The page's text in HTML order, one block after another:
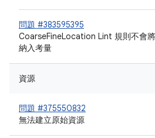
問題 #383595395
CoarseFineLocation Lint 規則不會
納入考量
資源
問題 #375550832
無法建立原始資源